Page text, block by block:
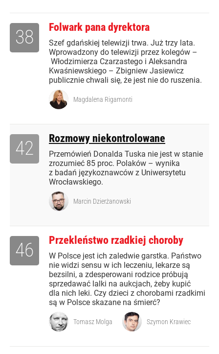
Folwark pana dyrektora
Szef gdańskiej telewizji trwa. Już trzy lata.
Wprowadzony do telewizji przez kolegów –
Włodzimierza Czarzastego i Aleksandra
Kwaśniewskiego – Zbigniew Jasiewicz
publicznie chwali się, że jest nie do ruszenia.
38
Magdalena Rigamonti
Rozmowy niekontrolowane
Przemówień Donalda Tuska nie jest w stanie
zrozumieć 85 proc. Polaków – wynika
z badań językoznawców z Uniwersytetu
Wrocławskiego.
42
Marcin Dzierżanowski
Przekleństwo rzadkiej choroby
W Polsce jest ich zaledwie garstka. Państwo
nie widzi sensu w ich leczeniu, lekarze są
bezsilni, a zdesperowani rodzice próbują
sprzedawać lalki na aukcjach, żeby kupić
dla nich leki. Czy dzieci z chorobami rzadkimi
są w Polsce skazane na śmierć?
46
Tomasz Molga Szymon Krawiec